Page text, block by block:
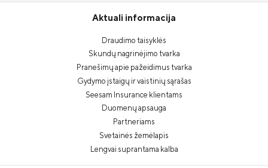
Aktuali informacija
Draudimo taisyklės
Skundų nagrinėjimo tvarka
Pranešimų apie pažeidimus tvarka
Gydymo įstaigų ir vaistinių sąrašas
Seesam Insurance klientams
Duomenų apsauga
Partneriams
Svetainės žemėlapis
Lengvai suprantama kalba